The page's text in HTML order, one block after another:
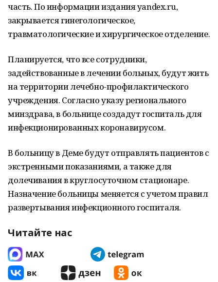
часть. По информации издания yandex.ru,
закрывается гинегологическое,
травматологические и хирургическое отделение.
Планируется, что все сотрудники,
задействованные в лечении больных, будут жить
на территории лечебно-профилактического
учреждения. Согласно указу регионального
минздрава, в больнице создадут госпиталь для
инфекционированных коронавирусом.
В больницу в Деме будут отправлять пациентов с
экстренными показаниями, а также для
долечивания в круглосуточном стационаре.
Назначение больницы меняется с учетом правил
развертывания инфекционного госпиталя.
Читайте нас